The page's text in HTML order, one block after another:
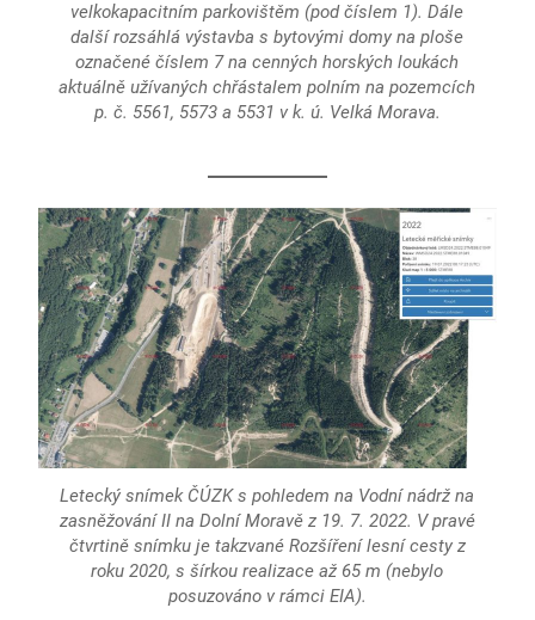
velkokapacitním parkovištěm (pod číslem 1). Dále
další rozsáhlá výstavba s bytovými domy na ploše
označené číslem 7 na cenných horských loukách
aktuálně užívaných chřástalem polním na pozemcích
p. č. 5561, 5573 a 5531 v k. ú. Velká Morava.
Letecký snímek ČÚZK s pohledem na Vodní nádrž na
zasněžování II na Dolní Moravě z 19. 7. 2022. V pravé
čtvrtině snímku je takzvané Rozšíření lesní cesty z
roku 2020, s šírkou realizace až 65 m (nebylo
posuzováno v rámci EIA).